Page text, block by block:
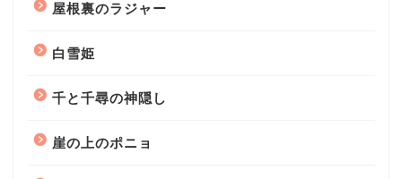
屋根裏のラジャー
白雪姫
千と千尋の神隠し
崖の上のポニョ